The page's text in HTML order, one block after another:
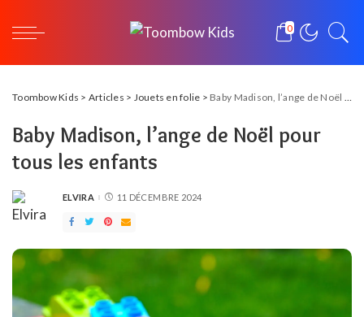
0
Toombow Kids > Articles > Jouets en folie > Baby Madison, l’ange de Noël pour tous les enfants
Baby Madison, l’ange de Noël pour
tous les enfants
POSTED
ELVIRA 11 DÉCEMBRE 2024